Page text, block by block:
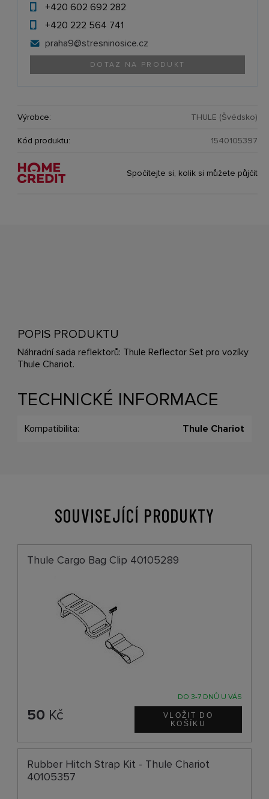
+420 602 692 282
+420 222 564 741
praha9@stresninosice.cz
DOTAZ NA PRODUKT
Výrobce: THULE (Švédsko)
Kód produktu: 1540105397
Spočítejte si, kolik si můžete půjčit
POPIS PRODUKTU
Náhradní sada reflektorů: Thule Reflector Set pro vozíky
Thule Chariot.
TECHNICKÉ INFORMACE
Kompatibilita: Thule Chariot
SOUVISEJÍCÍ PRODUKTY
Thule Cargo Bag Clip 40105289
DO 3-7 DNŮ U VÁS
50 Kč
Rubber Hitch Strap Kit - Thule Chariot
40105357